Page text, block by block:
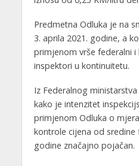
Predmetna Odluka je na
3. aprila 2021. godine, a
primjenom vrše federalni i
inspektori u kontinuitetu.
Iz Federalnog
kako je intenzitet
primjenom Odluka o
kontrole cijena od sredine
godine značajno pojačan.